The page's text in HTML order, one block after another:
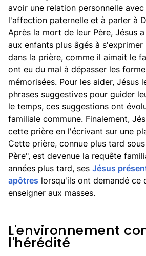
avoir une relation personnelle
l'affection paternelle et à parler à
Après la mort de leur Père, Jésus
aux enfants plus âgés à
dans la prière, comme il aimait le
ont eu du mal à dépasser les
mémorisées. Pour les aider, Jésus
phrases suggestives pour guider
le temps, ces suggestions ont
familiale commune. Finalement,
cette prière en l'écrivant sur une
Cette prière, connue plus tard
Père", est devenue la requête
années plus tard, ses Jésus
apôtres lorsqu'ils ont demandé ce
enseigner aux masses.
L'environnement
l'hérédité